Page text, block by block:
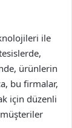
ile
ürünlerin
bu firmalar,
için düzenli